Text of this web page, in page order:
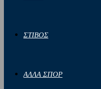
ΣΤΙΒΟΣ
ΑΛΛΑ ΣΠΟΡ